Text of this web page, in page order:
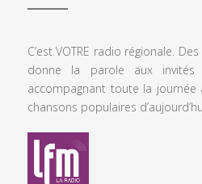
C’est VOTRE radio régionale.
donne la parole aux
accompagnant toute la journée
chansons populaires